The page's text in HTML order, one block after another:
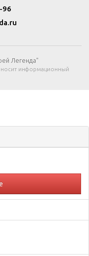
96
Легенда"
носит информационный